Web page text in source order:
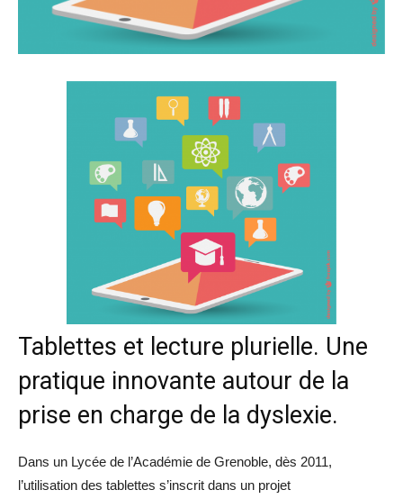
Tablettes et lecture plurielle. Une
pratique innovante autour de la
prise en charge de la dyslexie.
Dans un Lycée de l’Académie de Grenoble, dès 2011,
l’utilisation des tablettes s’inscrit dans un projet